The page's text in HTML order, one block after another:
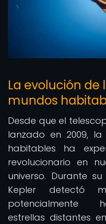
La evolución
mundos
Desde que el
lanzado en 2009,
habitables ha
revolucionario en
universo. Durante
Kepler detectó
potencialmente
estrellas distantes